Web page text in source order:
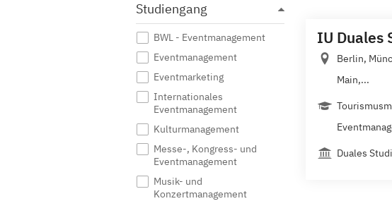
Studiengang
BWL - Eventmanagement
Eventmanagement
Eventmarketing
Internationales
Eventmanagement
Kulturmanagement
Messe-, Kongress- und
Eventmanagement
Musik- und
Konzertmanagement
IU Duales
Berlin,
Main,...
Duales